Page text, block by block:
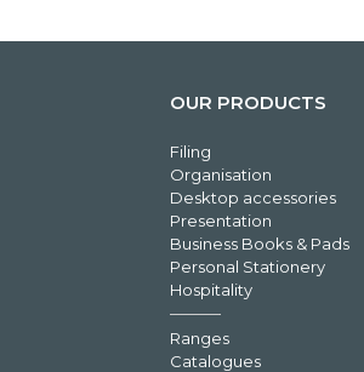
OUR PRODUCTS
Filing
Organisation
Desktop accessories
Presentation
Business Books & Pads
Personal Stationery
Hospitality
Ranges
Catalogues